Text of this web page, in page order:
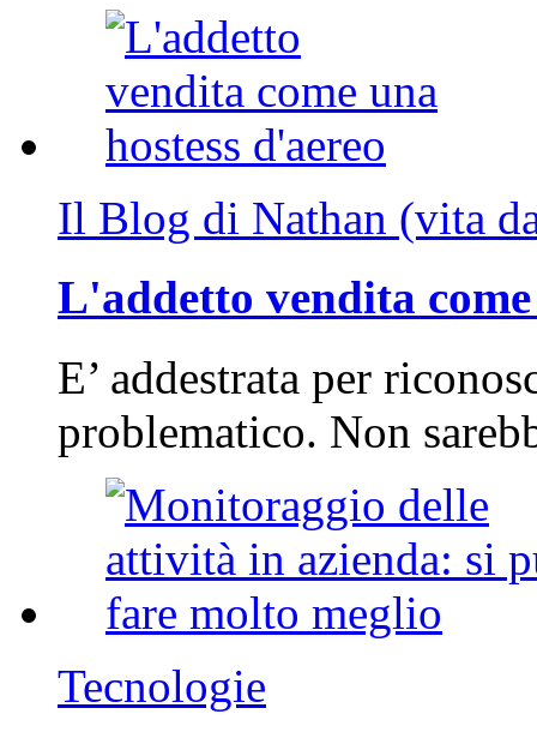
Il Blog di Nathan (vita
L'addetto vendita
E’ addestrata per
problematico. Non
Tecnologie